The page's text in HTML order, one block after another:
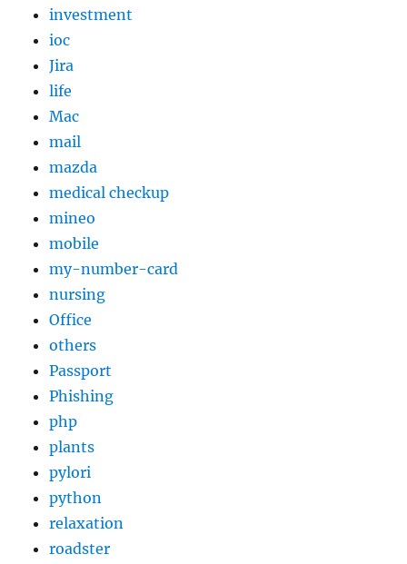
investment
ioc
Jira
life
Mac
mail
mazda
medical checkup
mineo
mobile
my-number-card
nursing
Office
others
Passport
Phishing
php
plants
pylori
python
relaxation
roadster